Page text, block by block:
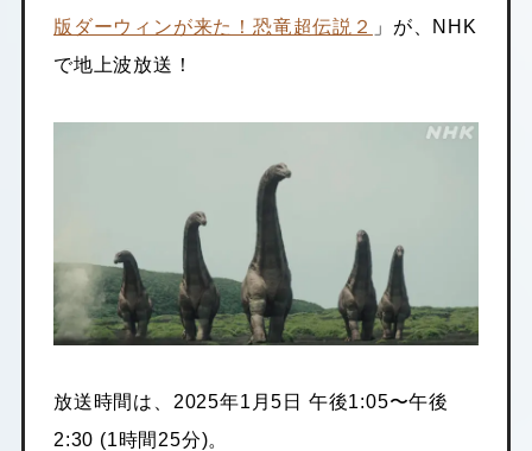
版ダーウィンが来た！恐竜超伝説２ 」が、NHK
で地上波放送！
放送時間は、2025年1月5日 午後1:05〜午後
2:30 (1時間25分)。